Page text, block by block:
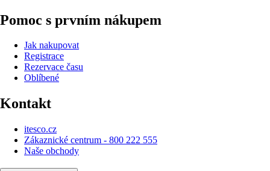
Pomoc s prvním nákupem
Jak nakupovat
Registrace
Rezervace času
Oblíbené
Kontakt
itesco.cz
Zákaznické centrum - 800 222 555
Naše obchody